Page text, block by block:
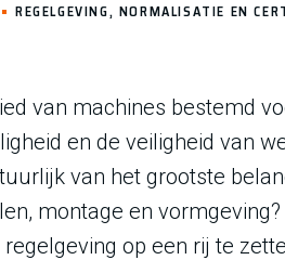
REGELGEVING, NORMALISATIE EN
van machines bestemd
en de veiligheid van
van het grootste
montage en
op een rij te